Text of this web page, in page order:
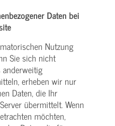
Daten bei
Nutzung
Sie sich nicht
erheben wir nur
Daten, die Ihr
übermittelt. Wenn
möchten,